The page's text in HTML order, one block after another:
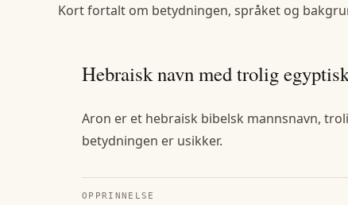
Kort fortalt om betydningen, språket og
Hebraisk navn med trolig
Aron er et hebraisk bibelsk mannsnavn,
betydningen er usikker.
OPPRINNELSE